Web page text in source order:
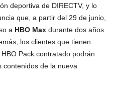
deportiva de DIRECTV, y lo
que, a partir del 29 de junio,
a HBO Max durante dos años
los clientes que tienen
Pack contratado podrán
contenidos de la nueva